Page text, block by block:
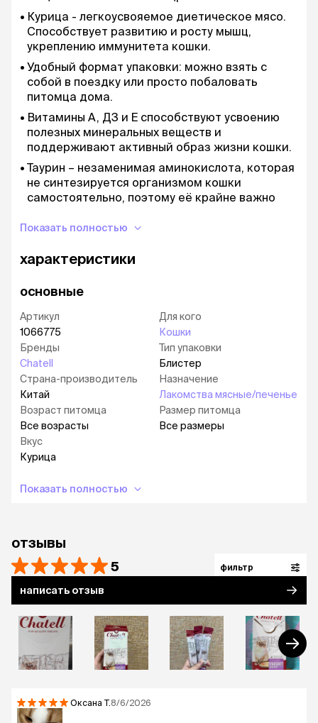
Курица - легкоусвояемое диетическое мясо.
Способствует развитию и росту мышц,
укреплению иммунитета кошки.
Удобный формат упаковки: можно взять с
собой в поездку или просто побаловать
питомца дома.
Витамины A, Д3 и E способствуют усвоению
полезных минеральных веществ и
поддерживают активный образ жизни кошки.
Таурин – незаменимая аминокислота, которая
не синтезируется организмом кошки
самостоятельно, поэтому её крайне важно
сердечной системы, участвует в обменных
организма.
прохладном месте, вдали от прямых солнечных
лучей. Отрытую упаковку храните в
холодильнике не более 24 часов.
Срок годности:
24 месяца с даты
изготовления.
Показать полностью
характеристики
основные
Артикул
1066775
Бренды
Chatell
Страна-производитель
Китай
Возраст питомца
Все возрасты
Вкус
Курица
Для кого
Кошки
Тип упаковки
Блистер
Назначение
Лакомства мясные/печенье
Размер питомца
Все размеры
Показать полностью
отзывы
5 фильтр
написать отзыв
Оксана Т. 8/6/2026